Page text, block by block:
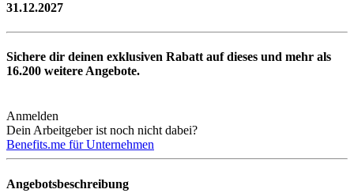
31.12.2027
Sichere dir deinen exklusiven Rabatt auf dieses und mehr als
16.200 weitere Angebote.
Anmelden
Dein Arbeitgeber ist noch nicht dabei?
Benefits.me für Unternehmen
Angebotsbeschreibung